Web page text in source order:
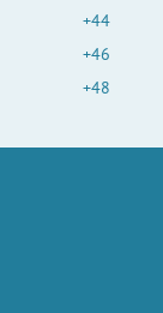
+44
+46
+48